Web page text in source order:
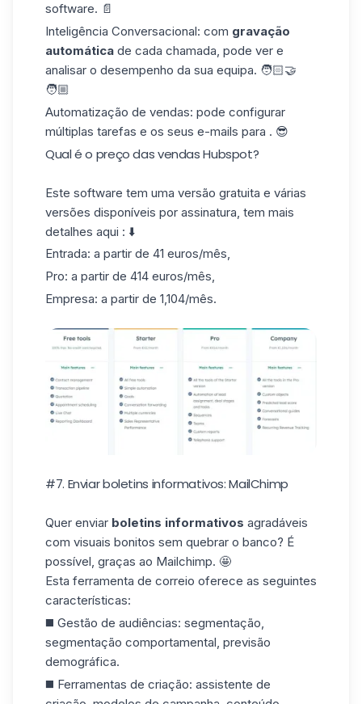
software. 📄
Inteligência Conversacional: com gravação
automática de cada chamada, pode ver e
analisar o desempenho da sua equipa. 🧑🏻🤝
🧑🏼
Automatização de vendas: pode configurar
múltiplas tarefas e os seus e-mails para . 😎
Qual é o preço das vendas Hubspot?
Este software tem uma versão gratuita e várias
versões disponíveis por assinatura, tem mais
detalhes aqui : ⬇️
Entrada: a partir de 41 euros/mês,
Pro: a partir de 414 euros/mês,
Empresa: a partir de 1,104/mês.
#7. Enviar boletins informativos: MailChimp
Quer enviar boletins informativos agradáveis
com visuais bonitos sem quebrar o banco? É
possível, graças ao Mailchimp. 🤩
Esta ferramenta de correio oferece as seguintes
características:
◼️ Gestão de audiências: segmentação,
segmentação comportamental, previsão
demográfica.
◼️ Ferramentas de criação: assistente de